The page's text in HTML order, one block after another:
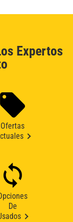
Expertos
Ofertas
De